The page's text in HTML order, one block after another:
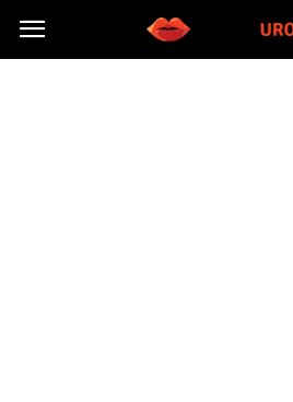
Morzeurody.pl